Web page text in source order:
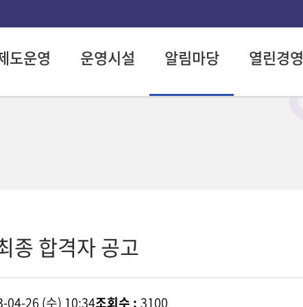
도운영 운영시설 알림마당 열린경영
종 합격자 공고
04-26 (수) 10:34조회수 : 3100